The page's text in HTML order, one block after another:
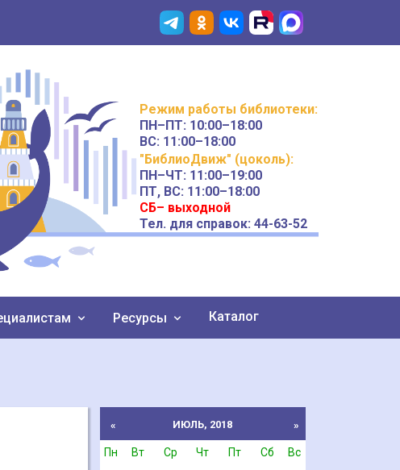
Режим работы библиотеки:
ПН–ПТ: 10:00–18:00
ВС: 11:00–18:00
"БиблиоДвиж" (цоколь):
ПН–ЧТ: 11:00–19:00
ПТ, ВС: 11:00–18:00
СБ– выходной
Тел. для справок: 44-63-52
Ресурсы Каталог
« ИЮЛЬ, 2018 »
Пн Вт Ср Чт Пт Сб
Вс